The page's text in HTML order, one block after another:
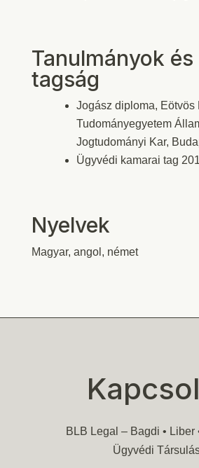
Tanulmányok
tagság
Jogász diploma, Eötvös
Tudományegyetem
Jogtudományi Kar,
Ügyvédi kamarai tag
Nyelvek
Magyar, angol, német
BLB Legal – Bagdi • Liber
Ügyvédi